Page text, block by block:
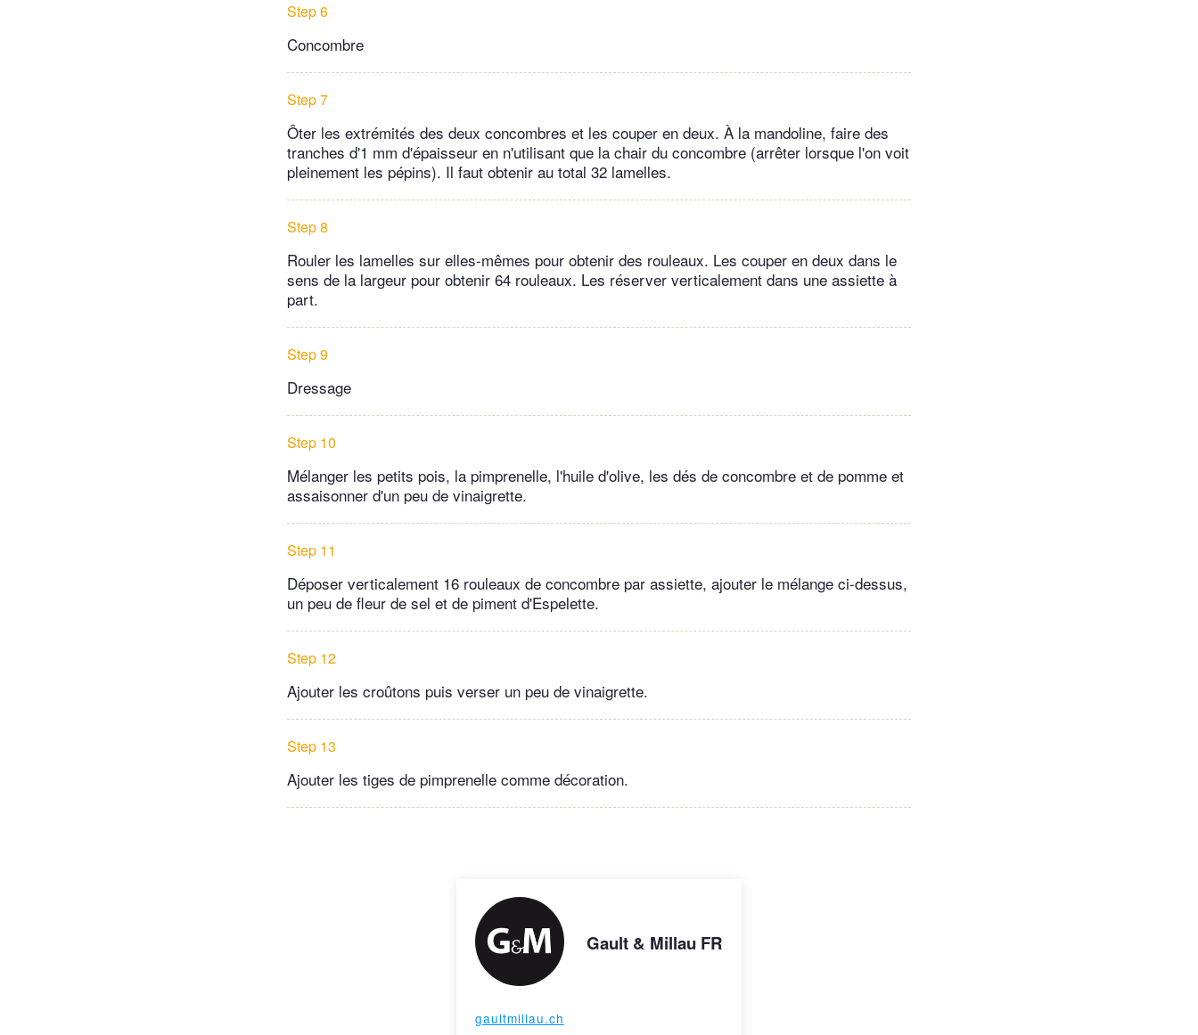
Step 6
Concombre
Step 7
Ôter les extrémités des deux concombres et les couper en deux. À la mandoline, faire des
tranches d'1 mm d'épaisseur en n'utilisant que la chair du concombre (arrêter lorsque l'on voit
pleinement les pépins). Il faut obtenir au total 32 lamelles.
Step 8
Rouler les lamelles sur elles-mêmes pour obtenir des rouleaux. Les couper en deux dans le
sens de la largeur pour obtenir 64 rouleaux. Les réserver verticalement dans une assiette à
part.
Step 9
Dressage
Step 10
Mélanger les petits pois, la pimprenelle, l'huile d'olive, les dés de concombre et de pomme et
assaisonner d'un peu de vinaigrette.
Step 11
Déposer verticalement 16 rouleaux de concombre par assiette, ajouter le mélange ci-dessus,
un peu de fleur de sel et de piment d'Espelette.
Step 12
Ajouter les croûtons puis verser un peu de vinaigrette.
Step 13
Ajouter les tiges de pimprenelle comme décoration.
Gault & Millau FR
gaultmillau.ch